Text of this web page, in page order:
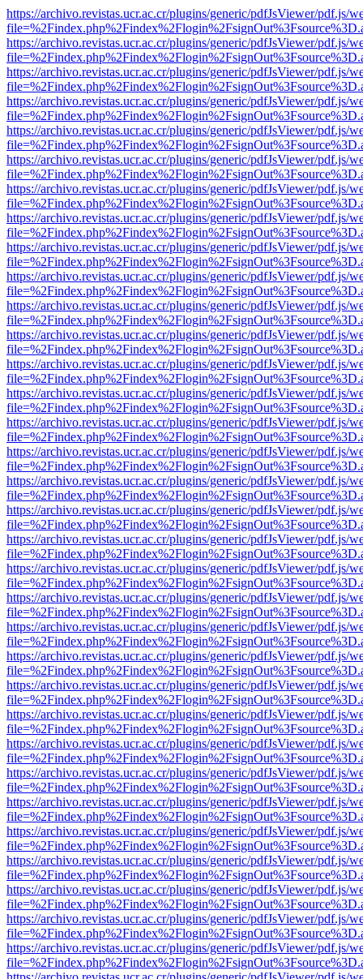
https://archivo.revistas.ucr.ac.cr/plugins/generic/pdfJsViewer/pdf.js/
https://archivo.revistas.ucr.ac.cr/plugins/generic/pdfJsViewer/pdf.js/
https://archivo.revistas.ucr.ac.cr/plugins/generic/pdfJsViewer/pdf.js/
https://archivo.revistas.ucr.ac.cr/plugins/generic/pdfJsViewer/pdf.js/
https://archivo.revistas.ucr.ac.cr/plugins/generic/pdfJsViewer/pdf.js/
https://archivo.revistas.ucr.ac.cr/plugins/generic/pdfJsViewer/pdf.js/
https://archivo.revistas.ucr.ac.cr/plugins/generic/pdfJsViewer/pdf.js/
https://archivo.revistas.ucr.ac.cr/plugins/generic/pdfJsViewer/pdf.js/
https://archivo.revistas.ucr.ac.cr/plugins/generic/pdfJsViewer/pdf.js/
https://archivo.revistas.ucr.ac.cr/plugins/generic/pdfJsViewer/pdf.js/
https://archivo.revistas.ucr.ac.cr/plugins/generic/pdfJsViewer/pdf.js/
https://archivo.revistas.ucr.ac.cr/plugins/generic/pdfJsViewer/pdf.js/
https://archivo.revistas.ucr.ac.cr/plugins/generic/pdfJsViewer/pdf.js/
https://archivo.revistas.ucr.ac.cr/plugins/generic/pdfJsViewer/pdf.js/
https://archivo.revistas.ucr.ac.cr/plugins/generic/pdfJsViewer/pdf.js/
https://archivo.revistas.ucr.ac.cr/plugins/generic/pdfJsViewer/pdf.js/
https://archivo.revistas.ucr.ac.cr/plugins/generic/pdfJsViewer/pdf.js/
https://archivo.revistas.ucr.ac.cr/plugins/generic/pdfJsViewer/pdf.js/
https://archivo.revistas.ucr.ac.cr/plugins/generic/pdfJsViewer/pdf.js/
https://archivo.revistas.ucr.ac.cr/plugins/generic/pdfJsViewer/pdf.js/
https://archivo.revistas.ucr.ac.cr/plugins/generic/pdfJsViewer/pdf.js/
https://archivo.revistas.ucr.ac.cr/plugins/generic/pdfJsViewer/pdf.js/
https://archivo.revistas.ucr.ac.cr/plugins/generic/pdfJsViewer/pdf.js/
https://archivo.revistas.ucr.ac.cr/plugins/generic/pdfJsViewer/pdf.js/
https://archivo.revistas.ucr.ac.cr/plugins/generic/pdfJsViewer/pdf.js/
https://archivo.revistas.ucr.ac.cr/plugins/generic/pdfJsViewer/pdf.js/
https://archivo.revistas.ucr.ac.cr/plugins/generic/pdfJsViewer/pdf.js/
https://archivo.revistas.ucr.ac.cr/plugins/generic/pdfJsViewer/pdf.js/
https://archivo.revistas.ucr.ac.cr/plugins/generic/pdfJsViewer/pdf.js/
https://archivo.revistas.ucr.ac.cr/plugins/generic/pdfJsViewer/pdf.js/
https://archivo.revistas.ucr.ac.cr/plugins/generic/pdfJsViewer/pdf.js/
https://archivo.revistas.ucr.ac.cr/plugins/generic/pdfJsViewer/pdf.js/
https://archivo.revistas.ucr.ac.cr/plugins/generic/pdfJsViewer/pdf.js/